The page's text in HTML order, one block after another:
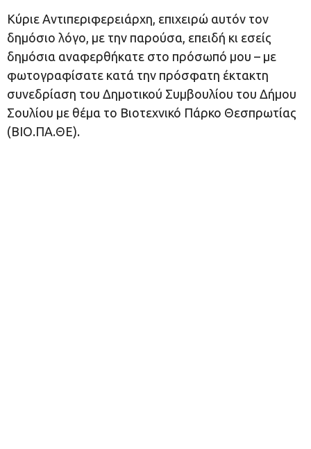
Κύριε Αντιπεριφερειάρχη, επιχειρώ αυτόν τον
δημόσιο λόγο, με την παρούσα, επειδή κι εσείς
δημόσια αναφερθήκατε στο πρόσωπό μου – με
φωτογραφίσατε κατά την πρόσφατη έκτακτη
συνεδρίαση του Δημοτικού Συμβουλίου του Δήμου
Σουλίου με θέμα το Βιοτεχνικό Πάρκο Θεσπρωτίας
(ΒΙΟ.ΠΑ.ΘΕ).